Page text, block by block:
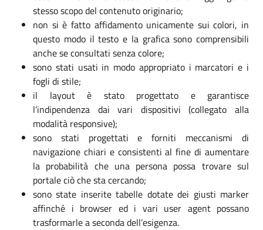
stesso scopo del contenuto originario;
non si è fatto affidamento unicamente sui colori, in
questo modo il testo e la grafica sono comprensibili
anche se consultati senza colore;
sono stati usati in modo appropriato i marcatori e i
fogli di stile;
il layout è stato progettato e garantisce
l’indipendenza dai vari dispositivi (collegato alla
modalità responsive);
sono stati progettati e forniti meccanismi di
navigazione chiari e consistenti al fine di aumentare
la probabilità che una persona possa trovare sul
portale ciò che sta cercando;
sono state inserite tabelle dotate dei giusti marker
affinché i browser ed i vari user agent possano
trasformarle a seconda dell’esigenza.